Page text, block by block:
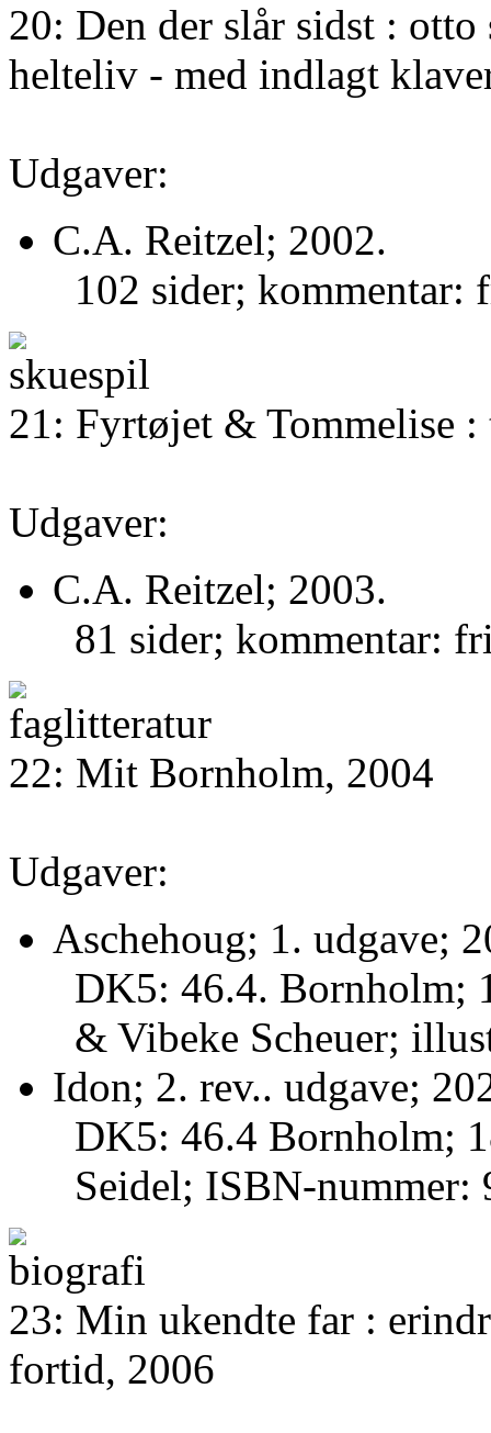
20: Den der slår sidst :
helteliv - med indlagt
Udgaver:
C.A. Reitzel; 2002.
102 sider; kommentar:
21: Fyrtøjet & Tommelise
Udgaver:
C.A. Reitzel; 2003.
81 sider; kommentar:
22: Mit Bornholm, 2004
Udgaver:
Aschehoug; 1. udgave;
DK5: 46.4. Bornholm;
& Vibeke Scheuer;
Idon; 2. rev.. udgave;
DK5: 46.4 Bornholm;
Seidel; ISBN-nummer:
23: Min ukendte far :
fortid, 2006